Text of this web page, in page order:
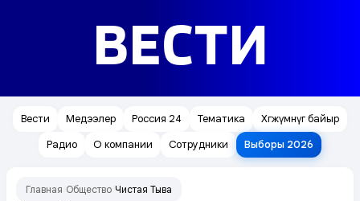
ВЕСТИ
Вести Медээлер Россия 24 Тематика
Хөгжүмнүг байыр
Радио
О компании Сотрудники Выборы 2026
Главная Общество Чистая Тыва